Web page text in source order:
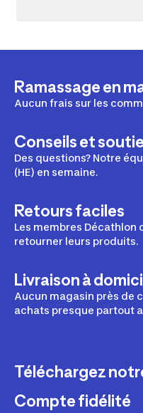
Ramassage en
Aucun frais sur les
Conseils et
Des questions? Notre
(HE) en semaine.
Retours faciles
Les membres Décathlon
retourner leurs produits.
Livraison à
Aucun magasin près de
achats presque partout
Téléchargez
Compte fidélité